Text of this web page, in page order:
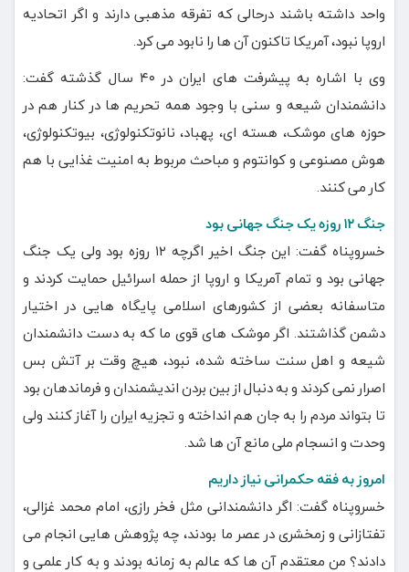
واحد داشته باشند درحالی که تفرقه مذهبی دارند و اگر اتحادیه
اروپا نبود، آمریکا تاکنون آن ها را نابود می کرد.
وی با اشاره به پیشرفت های ایران در ۴۰ سال گذشته گفت:
دانشمندان شیعه و سنی با وجود همه تحریم ها در کنار هم در
حوزه های موشک، هسته ای، پهباد، نانوتکنولوژی، بیوتکنولوژی،
هوش مصنوعی و کوانتوم و مباحث مربوط به امنیت غذایی با هم
کار می کنند.
جنگ ۱۲ روزه یک جنگ جهانی بود
خسروپناه گفت: این جنگ اخیر اگرچه ۱۲ روزه بود ولی یک جنگ
جهانی بود و تمام آمریکا و اروپا از حمله اسرائیل حمایت کردند و
متاسفانه بعضی از کشورهای اسلامی پایگاه هایی در اختیار
دشمن گذاشتند. اگر موشک های قوی ما که به دست دانشمندان
شیعه و اهل سنت ساخته شده، نبود، هیچ وقت بر آتش بس
اصرار نمی کردند و به دنبال از بین بردن اندیشمندان و فرماندهان بود
تا بتواند مردم را به جان هم انداخته و تجزیه ایران را آغاز کنند ولی
وحدت و انسجام ملی مانع آن ها شد.
امروز به فقه حکمرانی نیاز داریم
خسروپناه گفت: اگر دانشمندانی مثل فخر رازی، امام محمد غزالی،
تفتازانی و زمخشری در عصر ما بودند، چه پژوهش هایی انجام می
دادند؟ من معتقدم آن ها که عالم به زمانه بودند و به کار علمی و